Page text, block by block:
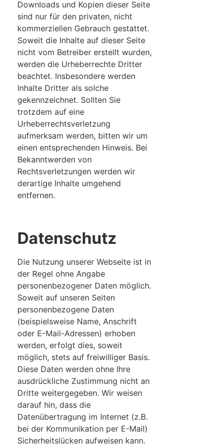
Downloads und Kopien dieser Seite
sind nur für den privaten, nicht
kommerziellen Gebrauch gestattet.
Soweit die Inhalte auf dieser Seite
nicht vom Betreiber erstellt wurden,
werden die Urheberrechte Dritter
beachtet. Insbesondere werden
Inhalte Dritter als solche
gekennzeichnet. Sollten Sie
trotzdem auf eine
Urheberrechtsverletzung
aufmerksam werden, bitten wir um
einen entsprechenden Hinweis. Bei
Bekanntwerden von
Rechtsverletzungen werden wir
derartige Inhalte umgehend
entfernen.
Datenschutz
Die Nutzung unserer Webseite ist in
der Regel ohne Angabe
personenbezogener Daten möglich.
Soweit auf unseren Seiten
personenbezogene Daten
(beispielsweise Name, Anschrift
oder E-Mail-Adressen) erhoben
werden, erfolgt dies, soweit
möglich, stets auf freiwilliger Basis.
Diese Daten werden ohne Ihre
ausdrückliche Zustimmung nicht an
Dritte weitergegeben. Wir weisen
darauf hin, dass die
Datenübertragung im Internet (z.B.
bei der Kommunikation per E-Mail)
Sicherheitslücken aufweisen kann.